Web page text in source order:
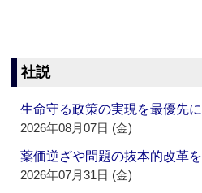
社説
生命守る政策の実現を最優先に
2026年08月07日 (金)
薬価逆ざや問題の抜本的改革を
2026年07月31日 (金)